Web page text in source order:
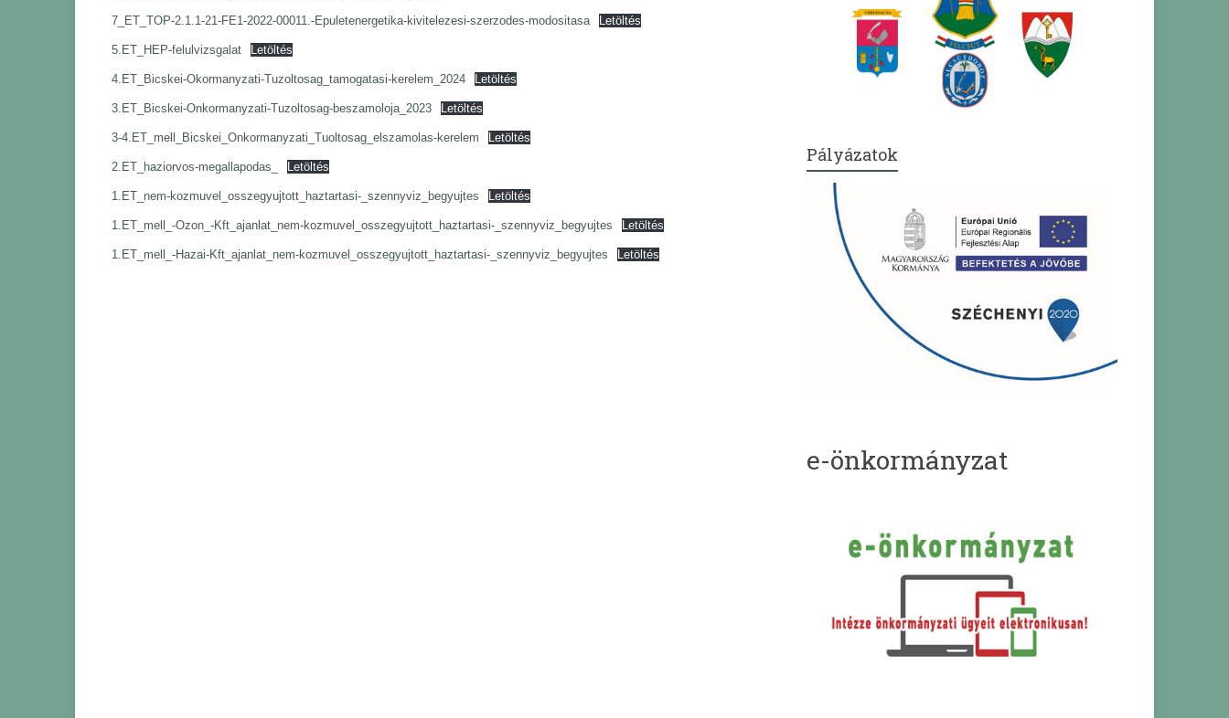
7_ET_TOP-2.1.1-21-FE1-2022-00011.-Epuletenergetika-kivitelezesi-szerzodes-modositasa Letöltés
5.ET_HEP-felulvizsgalat Letöltés
4.ET_Bicskei-Okormanyzati-Tuzoltosag_tamogatasi-kerelem_2024 Letöltés
3.ET_Bicskei-Onkormanyzati-Tuzoltosag-beszamoloja_2023 Letöltés
3-4.ET_mell_Bicskei_Onkormanyzati_Tuoltosag_elszamolas-kerelem Letöltés
2.ET_haziorvos-megallapodas_ Letöltés
1.ET_nem-kozmuvel_osszegyujtott_haztartasi-_szennyviz_begyujtes Letöltés
1.ET_mell_-Ozon_-Kft_ajanlat_nem-kozmuvel_osszegyujtott_haztartasi-_szennyviz_begyujtes Letöltés
1.ET_mell_-Hazai-Kft_ajanlat_nem-kozmuvel_osszegyujtott_haztartasi-_szennyviz_begyujtes Letöltés
Pályázatok
e-önkormányzat